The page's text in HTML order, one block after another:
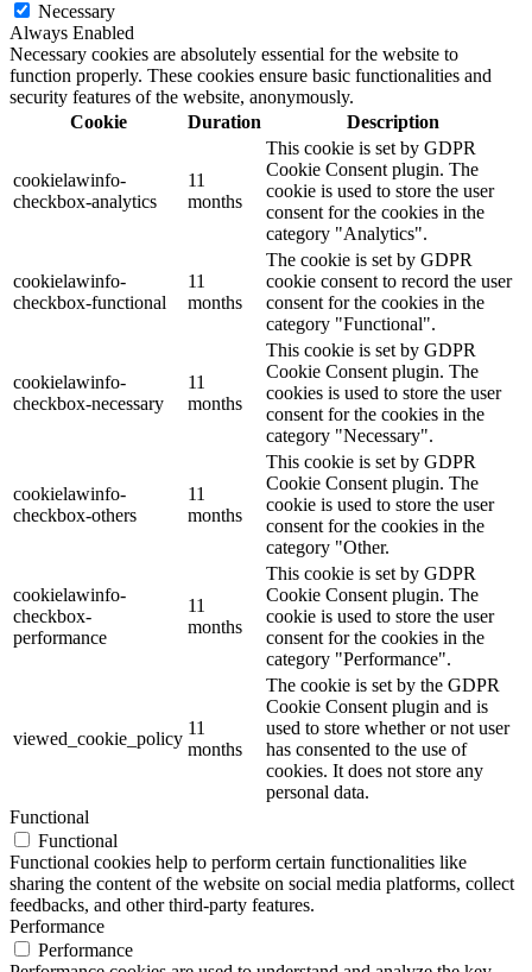
Necessary
Always Enabled
Necessary cookies are absolutely essential for the website to
function properly. These cookies ensure basic functionalities and
security features of the website, anonymously.
Cookie
Duration Description
cookielawinfo-
checkbox-analytics
11
months
This cookie is set by GDPR
Cookie Consent plugin. The
cookie is used to store the user
consent for the cookies in the
category "Analytics".
cookielawinfo-
checkbox-functional
11
months
The cookie is set by GDPR
cookie consent to record the user
consent for the cookies in the
category "Functional".
cookielawinfo-
checkbox-necessary
11
months
This cookie is set by GDPR
Cookie Consent plugin. The
cookies is used to store the user
consent for the cookies in the
category "Necessary".
cookielawinfo-
checkbox-others
11
months
This cookie is set by GDPR
Cookie Consent plugin. The
cookie is used to store the user
consent for the cookies in the
category "Other.
cookielawinfo-
checkbox-
performance
11
months
This cookie is set by GDPR
Cookie Consent plugin. The
cookie is used to store the user
consent for the cookies in the
category "Performance".
viewed_cookie_policy
11
months
The cookie is set by the GDPR
Cookie Consent plugin and is
used to store whether or not user
has consented to the use of
cookies. It does not store any
personal data.
Functional
Functional
Functional cookies help to perform certain functionalities like
sharing the content of the website on social media platforms, collect
feedbacks, and other third-party features.
Performance
Performance